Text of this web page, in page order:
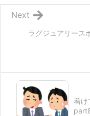
ラグジュアリース
Next
着け